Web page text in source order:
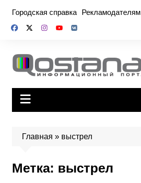
содержимому
Городская справка Рекламодателям
Главная » выстрел
Метка: выстрел